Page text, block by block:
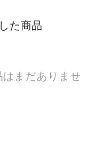
た商品
まだありませ